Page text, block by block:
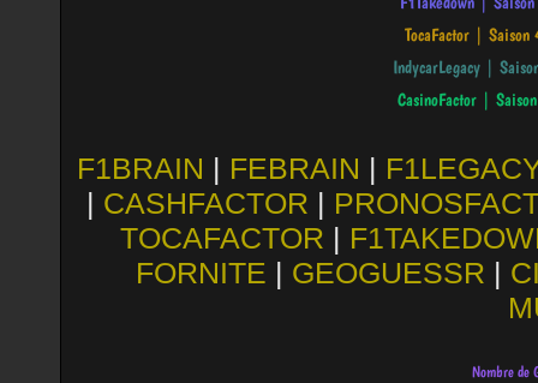
F1BRAIN | FEBRAIN |
| CASHFACTOR |
TOCAFACTOR |
FORNITE | GEOGUESSR |